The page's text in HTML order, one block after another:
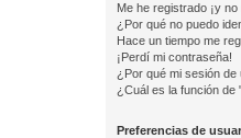
Me he registrado ¡y
¿Por qué no puedo
Hace un tiempo me
¡Perdí mi contraseña!
¿Por qué mi sesión
¿Cuál es la función de
Preferencias de